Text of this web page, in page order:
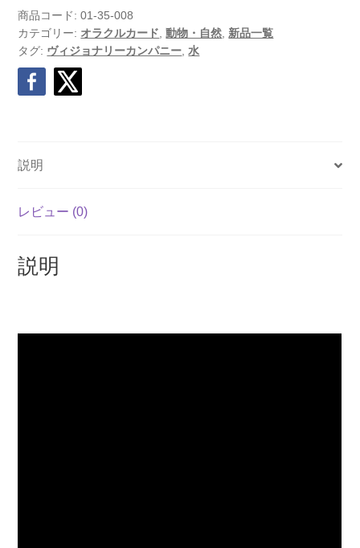
ク
ル
カ
ー
ド
月
売）
商品コード:01-35-008
カテゴリー: オラクルカード ,動物・自然 新品一覧
タグ: ヴィジョナリーカンパニー ,水
説明
レビュー (0)
説明